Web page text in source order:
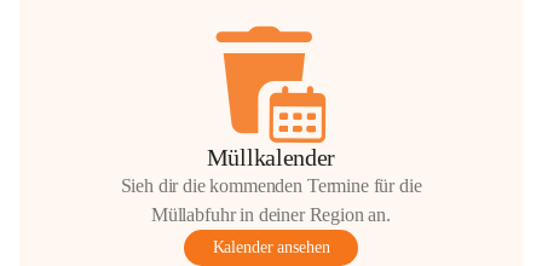
Müllkalender
Sieh dir die kommenden Termine für die
Müllabfuhr in deiner Region an.
Kalender ansehen